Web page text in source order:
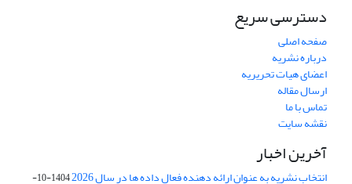
دسترسی سریع
صفحه اصلی
درباره نشریه
اعضای هیات تحریریه
ارسال مقاله
تماس با ما
نقشه سایت
آخرین اخبار
انتخاب نشریه به عنوان ارائه دهنده فعال داده ها در سال 2026
1404-10-